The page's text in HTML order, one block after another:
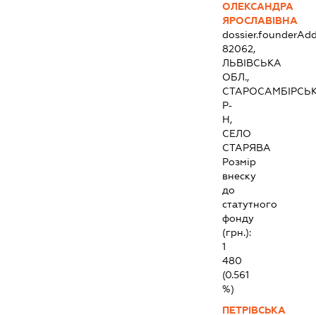
ОЛЕКСАНДРА
ЯРОСЛАВІВНА
82062,
ЛЬВІВСЬКА
ОБЛ.,
Р-
Н,
СЕЛО
СТАРЯВА
Розмір
внеску
до
статутного
фонду
(грн.):
1
480
(0.561
%)
ПЕТРІВСЬКА